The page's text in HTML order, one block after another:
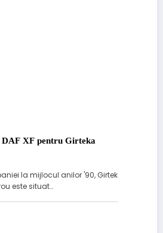
DAF XF pentru Girteka
la mijlocul anilor '90, Girtek
este situat…